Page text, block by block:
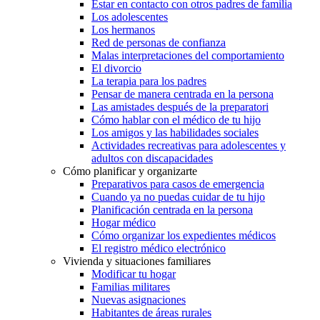
Estar en contacto con otros padres de familia
Los adolescentes
Los hermanos
Red de personas de confianza
Malas interpretaciones del comportamiento
El divorcio
La terapia para los padres
Pensar de manera centrada en la persona
Las amistades después de la preparatori
Cómo hablar con el médico de tu hijo
Los amigos y las habilidades sociales
Actividades recreativas para adolescentes y
adultos con discapacidades
Cómo planificar y organizarte
Preparativos para casos de emergencia
Cuando ya no puedas cuidar de tu hijo
Planificación centrada en la persona
Hogar médico
Cómo organizar los expedientes médicos
El registro médico electrónico
Vivienda y situaciones familiares
Modificar tu hogar
Familias militares
Nuevas asignaciones
Habitantes de áreas rurales